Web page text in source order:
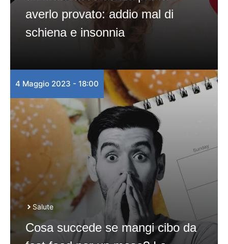
averlo provato: addio mal di
schiena e insonnia
4 Maggio 2023 - 18:00
Salute
Cosa succede se mangi cibo da